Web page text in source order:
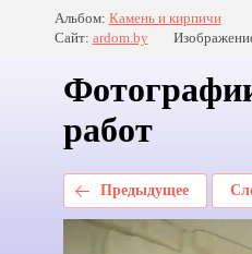
Альбом: Камень и кирпичи
Сайт: ardom.by
работ
Предыдущее